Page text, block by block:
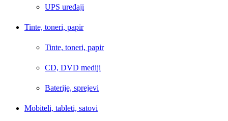
UPS uređaji
Tinte, toneri, papir
Tinte, toneri, papir
CD, DVD mediji
Baterije, sprejevi
Mobiteli, tableti, satovi